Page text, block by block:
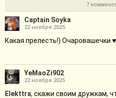
7
Captain Soyka
22 ноября 2025
Какая прелесть!) Очаровашечки ♥
YeMaoZi902
22 ноября 2025
Elekttra, скажи своим дружкам,